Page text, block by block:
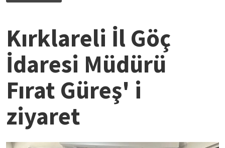
Kırklareli İl Göç
İdaresi Müdürü
Fırat Güreş' i
ziyaret